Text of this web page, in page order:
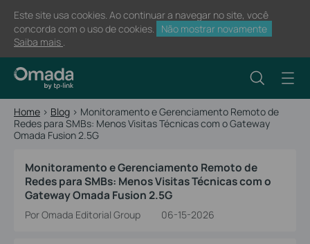
Este site usa cookies. Ao continuar a navegar no site, você
concorda com o uso de cookies.
Não mostrar novamente
Saiba mais .
Home > Blog > Monitoramento e Gerenciamento Remoto de
Redes para SMBs: Menos Visitas Técnicas com o Gateway
Omada Fusion 2.5G
Monitoramento e Gerenciamento Remoto de
Redes para SMBs: Menos Visitas Técnicas com o
Gateway Omada Fusion 2.5G
Por Omada Editorial Group 06-15-2026